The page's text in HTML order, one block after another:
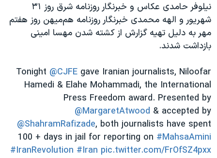
سفر پرزیدنت ترامپ به چین
نیلوفر حامدی عکاس و خبرنگار روزنامه شرق روز ۳۱
شهریور و الهه محمدی خبرنگار روزنامه هم‌میهن روز هفتم
مهر به دلیل تهیه گزارش از کشته شدن مهسا امینی
بازداشت شدند.
Tonight @CJFE gave Iranian journalists, Niloofar
Hamedi & Elahe Mohammadi, the International
Press Freedom award. Presented by
@MargaretAtwood & accepted by
@ShahramRafizade, both journalists have spent
100 + days in jail for reporting on #MahsaAmini
#IranRevolution #Iran pic.twitter.com/FrOfSZ4pxx